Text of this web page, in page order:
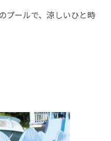
プールで、涼しいひと時